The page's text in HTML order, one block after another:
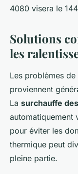
4080 visera le
Solutions
les
Les problèmes
proviennent
La surchauffe
automatiquement
pour éviter les
thermique peut
pleine partie.